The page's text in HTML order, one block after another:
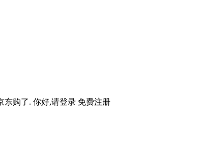
东购了. 你好,请登录 免费注册